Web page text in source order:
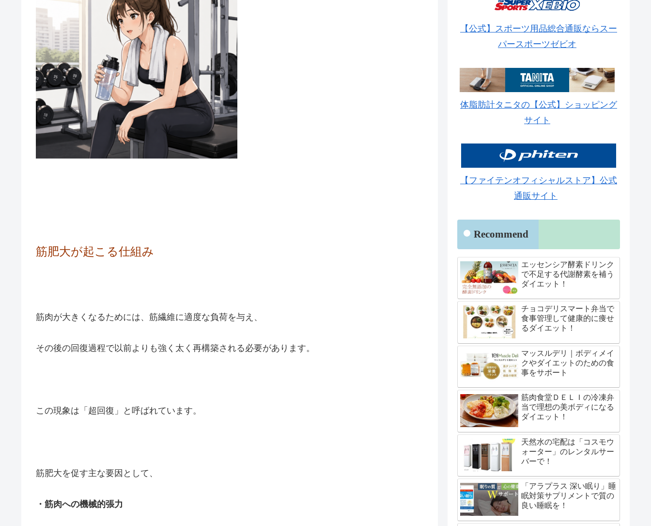
筋肥大が起こる仕組み
筋肉が大きくなるためには、筋繊維に適度な負荷を与え、
その後の回復過程で以前よりも強く太く再構築される必要があります。
この現象は「超回復」と呼ばれています。
筋肥大を促す主な要因として、
・筋肉への機械的張力
【公式】スポーツ用品総合通販ならスー
パースポーツゼビオ
体脂肪計タニタの【公式】ショッピング
サイト
【ファイテンオフィシャルストア】公式
通販サイト
Recommend
エッセンシア酵素ドリンク
で不足する代謝酵素を補う
ダイエット！
チョコデリスマート弁当で
食事管理して健康的に痩せ
るダイエット！
マッスルデリ｜ボディメイ
クやダイエットのための食
事をサポート
筋肉食堂ＤＥＬＩの冷凍弁
当で理想の美ボディになる
ダイエット！
天然水の宅配は「コスモウ
ォーター」のレンタルサー
バーで！
「アラプラス 深い眠り」睡
眠対策サプリメントで質の
良い睡眠を！